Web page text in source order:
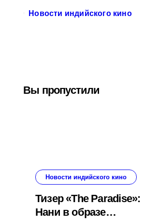
Новости индийского кино
Вы пропустили
Новости индийского кино
Тизер «The Paradise»:
Нани в образе